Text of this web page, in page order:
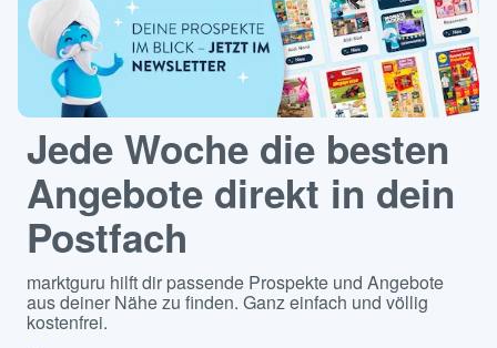
Jede Woche die besten
Angebote direkt in dein
Postfach
marktguru hilft dir passende Prospekte und Angebote
aus deiner Nähe zu finden. Ganz einfach und völlig
kostenfrei.